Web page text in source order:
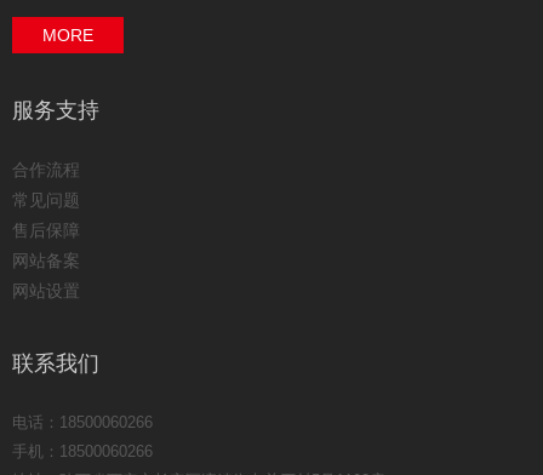
MORE
服务支持
合作流程
常见问题
售后保障
网站备案
网站设置
联系我们
电话：18500060266
手机：18500060266